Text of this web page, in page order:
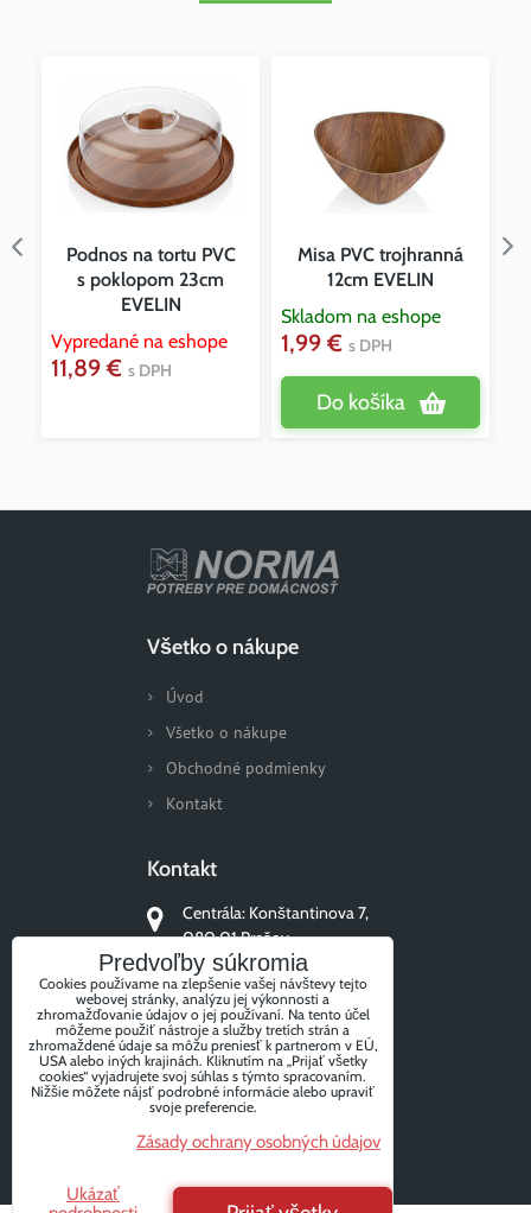
Podnos na tortu PVC
s poklopom 23cm
EVELIN
Vypredané na eshope
11,89 € s DPH
Misa PVC trojhranná
12cm EVELIN
Skladom na eshope
1,99 € s DPH
Do košíka
Všetko o nákupe
Úvod
Všetko o nákupe
Obchodné podmienky
Kontakt
Kontakt
Centrála: Konštantinova 7,
080 01 Prešov
+421 51/77 311 96
Sledujte nás
FacebookInstagram
Predvoľby súkromia
Cookies používame na zlepšenie vašej návštevy tejto
webovej stránky, analýzu jej výkonnosti a
zhromažďovanie údajov o jej používaní. Na tento účel
môžeme použiť nástroje a služby tretích strán a
zhromaždené údaje sa môžu preniesť k partnerom v EÚ,
USA alebo iných krajinách. Kliknutím na „Prijať všetky
cookies“ vyjadrujete svoj súhlas s týmto spracovaním.
Nižšie môžete nájsť podrobné informácie alebo upraviť
svoje preferencie.
Zásady ochrany osobných údajov
Ukázať